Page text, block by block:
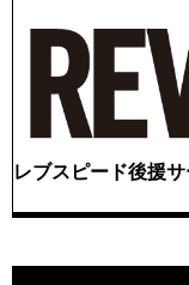
レブスピード後援